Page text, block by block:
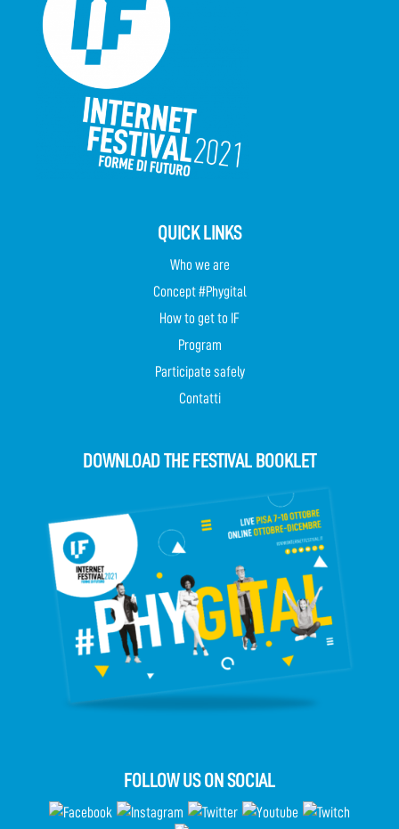
QUICK LINKS
Who we are
Concept #Phygital
How to get to IF
Program
Participate safely
Contatti
DOWNLOAD THE FESTIVAL BOOKLET
FOLLOW US ON SOCIAL